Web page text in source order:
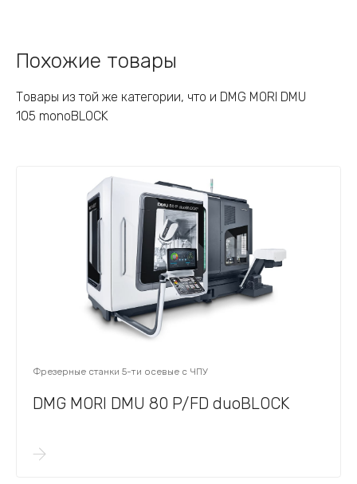
Похожие товары
Товары из той же категории, что и DMG MORI DMU
105 monoBLOCK
Фрезерные станки 5-ти осевые с ЧПУ
DMG MORI DMU 80 P/FD duoBLOCK